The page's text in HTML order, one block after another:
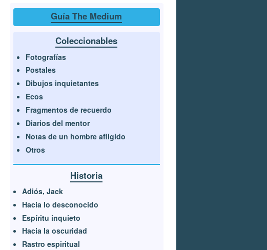
Guía The Medium
Coleccionables
Fotografías
Postales
Dibujos inquietantes
Ecos
Fragmentos de recuerdo
Diarios del mentor
Notas de un hombre afligido
Otros
Historia
Adiós, Jack
Hacia lo desconocido
Espíritu inquieto
Hacia la oscuridad
Rastro espiritual